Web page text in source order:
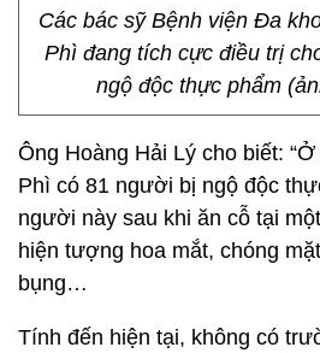
Các bác sỹ Bệnh viện Đa
Phì đang tích cực điều trị
ngộ độc thực phẩm
Ông Hoàng Hải Lý cho biết:
Phì có 81 người bị ngộ độc
người này sau khi ăn cỗ tại
hiện tượng hoa mắt, chóng
bụng…
Tính đến hiện tại, không có